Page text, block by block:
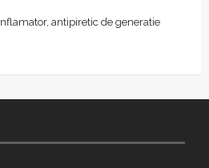
antipiretic de generatie